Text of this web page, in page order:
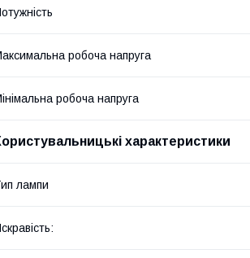
робоча напруга
робоча напруга
характеристики
лампи